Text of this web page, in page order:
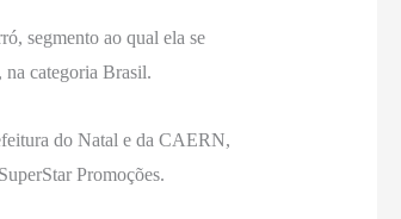
segmento ao qual ela se
categoria Brasil.
do Natal e da CAERN,
Promoções.